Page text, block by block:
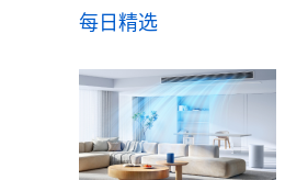
每日精选